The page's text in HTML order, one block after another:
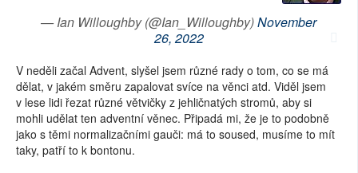
— Ian Willoughby (@Ian_Willoughby)November
26, 2022
V neděli začal Advent, slyšel jsem různé rady o tom, co se má
dělat, v jakém směru zapalovat svíce na věnci atd. Viděl jsem
v lese lidi řezat různé větvičky z jehličnatých stromů, aby si
mohli udělat ten adventní věnec. Připadá mi, že je to podobně
jako s těmi normalizačními gauči: má to soused, musíme to mít
taky, patří to k bontonu.